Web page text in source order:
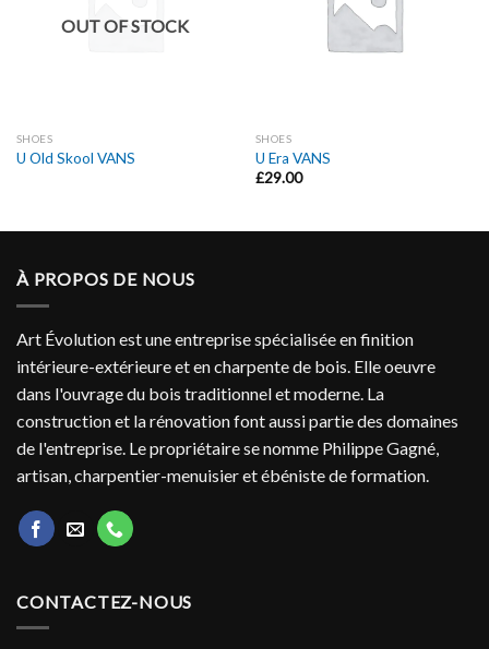
OUT OF STOCK
SHOES
U Old Skool VANS
SHOES
U Era VANS
£29.00
À PROPOS DE NOUS
Art Évolution est une entreprise spécialisée en finition
intérieure-extérieure et en charpente de bois. Elle oeuvre
dans l'ouvrage du bois traditionnel et moderne. La
construction et la rénovation font aussi partie des domaines
de l'entreprise. Le propriétaire se nomme Philippe Gagné,
artisan, charpentier-menuisier et ébéniste de formation.
CONTACTEZ-NOUS